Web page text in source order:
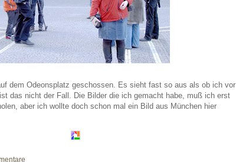
dem Odeonsplatz geschossen. Es sieht fast so aus als ob ich vor
das nicht der Fall. Die Bilder die ich gemacht habe, muß ich erst
aber ich wollte doch schon mal ein Bild aus München hier